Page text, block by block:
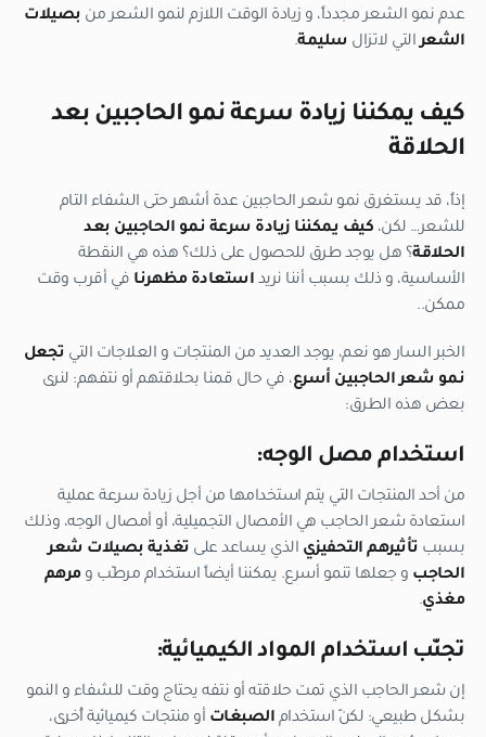
عدم نمو الشعر مجدداً، و زيادة الوقت اللازم لنمو الشعر من بصيلات
الشعرالتي لاتزال سليمة.
كيف يمكننا زيادة سرعة نمو الحاجبين بعد
الحلاقة
إذاُ، قد يستغرق نمو شعر الحاجبين عدة أشهر حتى الشفاء التام
للشعر… لكن، كيف يمكننا زيادة سرعة نمو الحاجبين بعد
الحلاقة؟ هل يوجد طرق للحصول على ذلك؟ هذه هي النقطة
الأساسية، و ذلك بسبب أننا نريد استعادة مظهرنا في أقرب وقت
ممكن..
الخبر السار هو نعم، يوجد العديد من المنتجات و العلاجات التي تجعل
نمو شعر الحاجبين أسرع، في حال قمنا بحلاقتهم أو نتفهم: لنرى
بعض هذه الطرق:
استخدام مصل الوجه:
من أحد المنتجات التي يتم استخدامها من أجل زيادة سرعة عملية
استعادة شعر الحاجب هي الأمصال التجميلية، أو أمصال الوجه، وذلك
بسبب تأثيرهم التحفيزي الذي يساعد على تغذية بصيلات شعر
الحاجب و جعلها تنمو أسرع. يمكننا أيضاً استخدام مرطّب ومرهم
مغذي.
تجنّب استخدام المواد الكيميائية:
إن شعر الحاجب الذي تمت حلاقته أو نتفه يحتاج وقت للشفاء و النمو
بشكل طبيعي: لكنّ استخدام الصبغات أو منتجات كيميائية أُخرى،